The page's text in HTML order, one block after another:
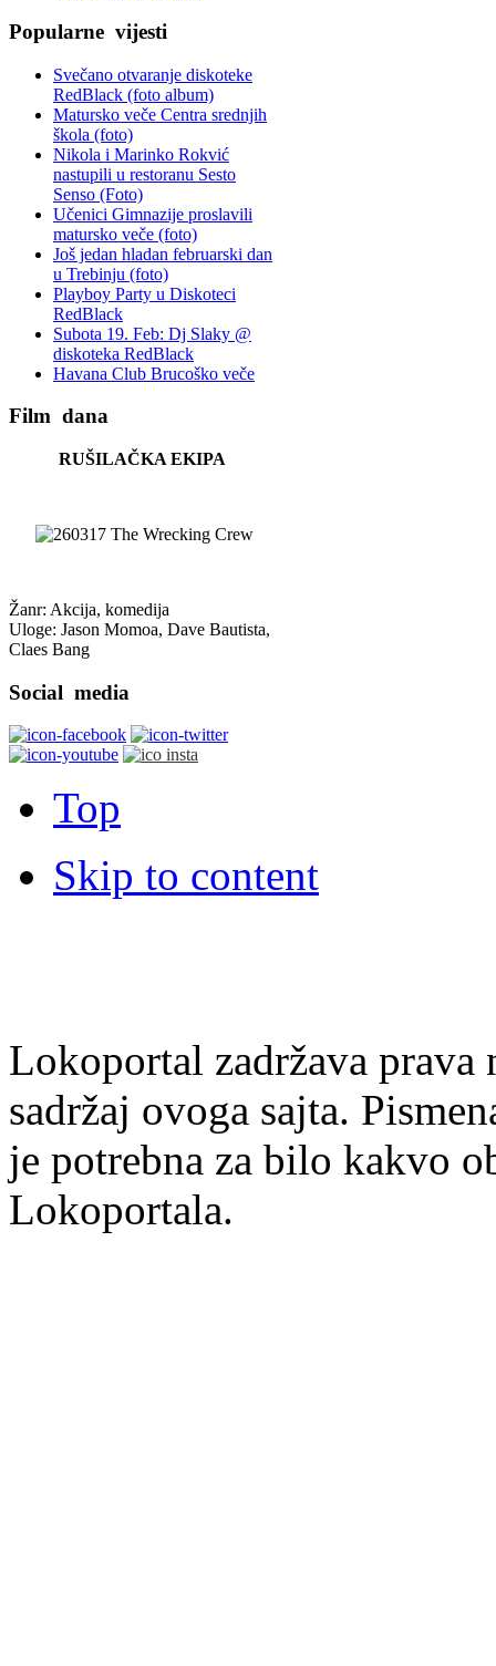
Popularne vijesti
Svečano otvaranje diskoteke
RedBlack (foto album)
Matursko veče Centra srednjih
škola (foto)
Nikola i Marinko Rokvić
nastupili u restoranu Sesto
Senso (Foto)
Učenici Gimnazije proslavili
matursko veče (foto)
Još jedan hladan februarski dan
u Trebinju (foto)
Playboy Party u Diskoteci
RedBlack
Subota 19. Feb: Dj Slaky @
diskoteka RedBlack
Havana Club Brucoško veče
Film dana
RUŠILAČKA EKIPA
Žanr: Akcija, komedija
Uloge: Jason Momoa, Dave Bautista,
Claes Bang
Social media
Top
Skip to content
Lokoportal zadržava
sadržaj ovoga sajta.
je potrebna za bilo kakvo
Lokoportala.